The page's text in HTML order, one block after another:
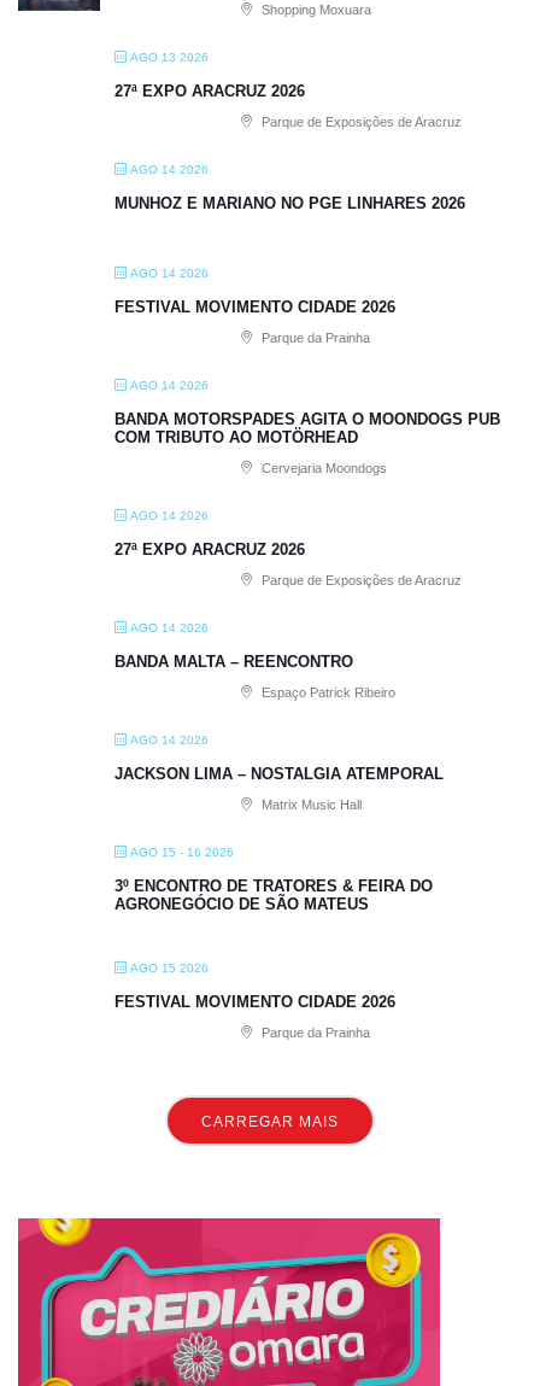
Shopping Moxuara
AGO 13 2026
27ª EXPO ARACRUZ 2026
Parque de Exposições de Aracruz
AGO 14 2026
MUNHOZ E MARIANO NO PGE LINHARES 2026
AGO 14 2026
FESTIVAL MOVIMENTO CIDADE 2026
Parque da Prainha
AGO 14 2026
BANDA MOTORSPADES AGITA O MOONDOGS PUB
COM TRIBUTO AO MOTÖRHEAD
Cervejaria Moondogs
AGO 14 2026
27ª EXPO ARACRUZ 2026
Parque de Exposições de Aracruz
AGO 14 2026
BANDA MALTA – REENCONTRO
Espaço Patrick Ribeiro
AGO 14 2026
JACKSON LIMA – NOSTALGIA ATEMPORAL
Matrix Music Hall
AGO 15 - 16 2026
3º ENCONTRO DE TRATORES & FEIRA DO
AGRONEGÓCIO DE SÃO MATEUS
AGO 15 2026
FESTIVAL MOVIMENTO CIDADE 2026
Parque da Prainha
CARREGAR MAIS